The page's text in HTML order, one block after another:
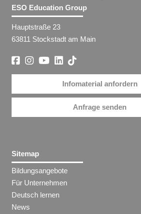
ESO Education Group
Hauptstraße 23
63811 Stockstadt am Main
Infomaterial anfordern
Anfrage senden
Sitemap
Bildungsangebote
Für Unternehmen
Deutsch lernen
News